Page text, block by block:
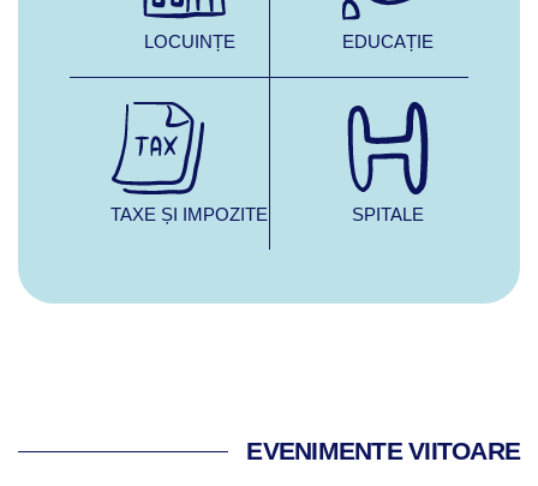
LOCUINȚE EDUCAȚIE
TAXE ȘI IMPOZITE SPITALE
EVENIMENTE VIITOARE